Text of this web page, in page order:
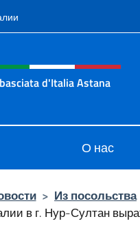
d'Italia Astana
О нас
> Из посольства
в г. Нур-Султан